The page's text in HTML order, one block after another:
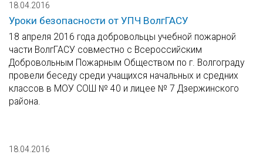
18.04.2016
Уроки безопасности от УПЧ ВолгГАСУ
18 апреля 2016 года добровольцы учебной пожарной
части ВолгГАСУ совместно с Всероссийским
Добровольным Пожарным Обществом по г. Волгограду
провели беседу среди учащихся начальных и средних
классов в МОУ СОШ № 40 и лицее № 7 Дзержинского
района.
18.04.2016